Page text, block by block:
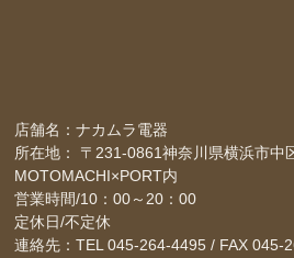
店舗名：ナカムラ電器
所在地： 〒231-0861神奈川県横浜市中
MOTOMACHI×PORT内
営業時間/10：00～20：00
定休日/不定休
連絡先：TEL 045-264-4495 / FAX 045-